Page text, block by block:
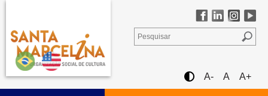
A- A A+